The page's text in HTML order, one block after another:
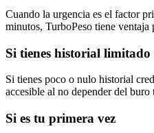
Cuando la urgencia es el factor
minutos, TurboPeso tiene ventaja
Si tienes historial limitado
Si tienes poco o nulo historial
accesible al no depender del buro
Si es tu primera vez